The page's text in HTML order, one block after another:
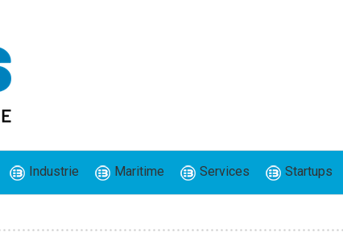
Industrie Maritime Services Startups